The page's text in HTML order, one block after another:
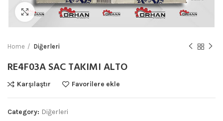
Büyütmek için tıklayın
Home Diğerleri
RE4F03A SAC TAKIMI ALTO
Karşılaştır Favorilere ekle
Category: Diğerleri